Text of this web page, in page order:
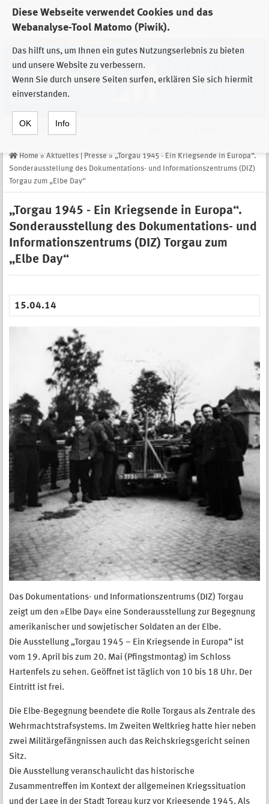
Diese Webseite verwendet Cookies und das
Webanalyse-Tool Matomo (Piwik).
Das hilft uns, um Ihnen ein gutes Nutzungserlebnis zu bieten
und unsere Website zu verbessern.
Wenn Sie durch unsere Seiten surfen, erklären Sie sich hiermit
einverstanden.
OK Info
Zur Auswahl der Einrichtungen der
Stiftung Sächsische Gedenkstätten
Home » Aktuelles | Presse » „Torgau 1945 - Ein Kriegsende in Europa“.
Sonderausstellung des Dokumentations- und Informationszentrums (DIZ)
Torgau zum „Elbe Day“
„Torgau 1945 - Ein Kriegsende in Europa“.
Sonderausstellung des Dokumentations- und
Informationszentrums (DIZ) Torgau zum
„Elbe Day“
15.04.14
Das Dokumentations- und Informationszentrums (DIZ) Torgau
zeigt um den »Elbe Day« eine Sonderausstellung zur Begegnung
amerikanischer und sowjetischer Soldaten an der Elbe.
Die Ausstellung „Torgau 1945 – Ein Kriegsende in Europa“ ist
vom 19. April bis zum 20. Mai (Pfingstmontag) im Schloss
Hartenfels zu sehen. Geöffnet ist täglich von 10 bis 18 Uhr. Der
Eintritt ist frei.
Die Elbe-Begegnung beendete die Rolle Torgaus als Zentrale des
Wehrmachtstrafsystems. Im Zweiten Weltkrieg hatte hier neben
zwei Militärgefängnissen auch das Reichskriegsgericht seinen
Sitz.
Die Ausstellung veranschaulicht das historische
Zusammentreffen im Kontext der allgemeinen Kriegssituation
und der Lage in der Stadt Torgau kurz vor Kriegsende 1945. Als